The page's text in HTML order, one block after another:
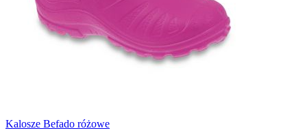
Kalosze Befado różowe